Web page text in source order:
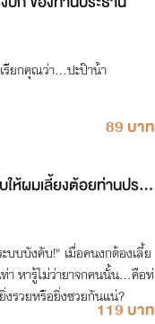
รียกคุณว่า…ปะป๊าน้า
89 บาท
ห้ผมเลี้ยงต้อยท่านประธ
บบบังคับ!" เมื่อคนงกต้องเลี้ย
า หารู้ไม่ว่ายาจกคนนั้น...คือท่
งรวยหรือยิ่งซวยกันแน่?
119 บาท